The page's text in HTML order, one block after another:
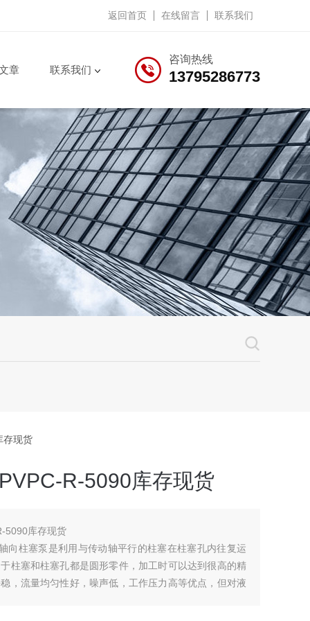
返回首页 在线留言 联系我们
咨询热线
13795286773
章 联系我们
存现货
R-5090库存现货
5090库存现货
向柱塞泵是利用与传动轴平行的柱塞在柱塞孔内往复运
柱塞和柱塞孔都是圆形零件，加工时可以达到很高的精
，流量均匀性好，噪声低，工作压力高等优点，但对液